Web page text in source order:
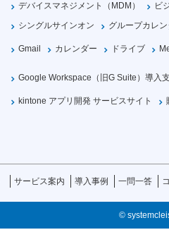
デバイスマネジメント（MDM）
ビ
シングルサインオン
グループカレ
Gmail カレンダー ドライブ
Google Workspace（旧G Suite）導入
kintone アプリ開発 サービスサイト
サービス案内 導入事例 一問一答
©